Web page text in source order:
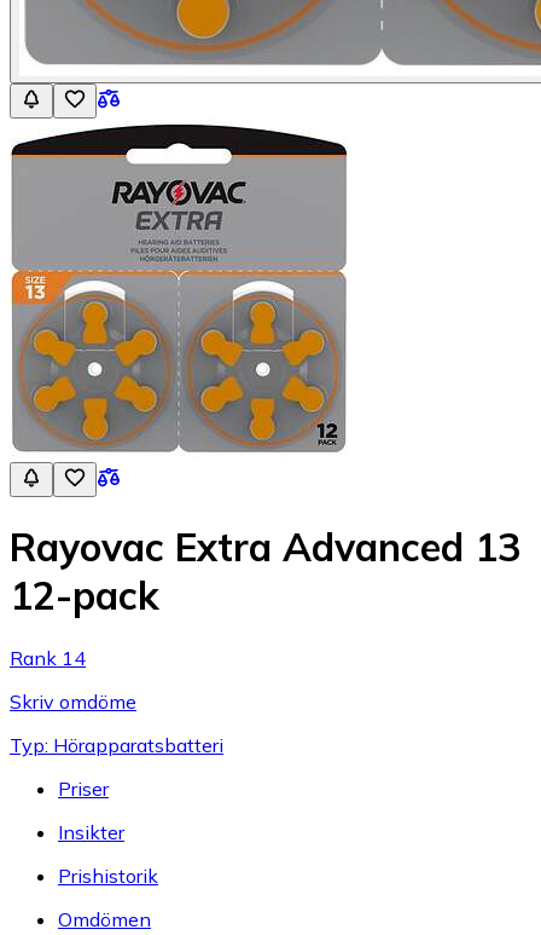
Rayovac Extra Advanced 13
12-pack
Rank 14
Skriv omdöme
Typ: Hörapparatsbatteri
Priser
Insikter
Prishistorik
Omdömen